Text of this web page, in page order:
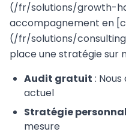
(/fr/solutions/growth-
accompagnement en
(/fr/solutions/
place une stratégie sur
Audit gratuit :
actuel
Stratégie
mesure